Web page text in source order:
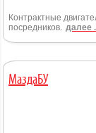
Контрактные
посредников. далее
МаздаБУ